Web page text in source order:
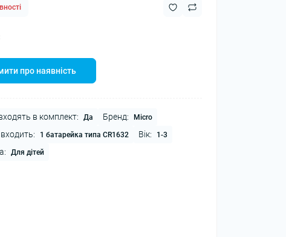
про наявність
в комплект: Да Бренд: Micro
1 батарейка типа CR1632 Вік: 1-3
Для дітей